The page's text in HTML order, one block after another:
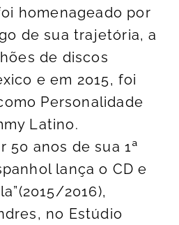
homenageado por
de sua trajetória, a
de discos
e em 2015, foi
Personalidade
Latino.
50 anos de sua 1ª
lança o CD e
2016),
no Estúdio